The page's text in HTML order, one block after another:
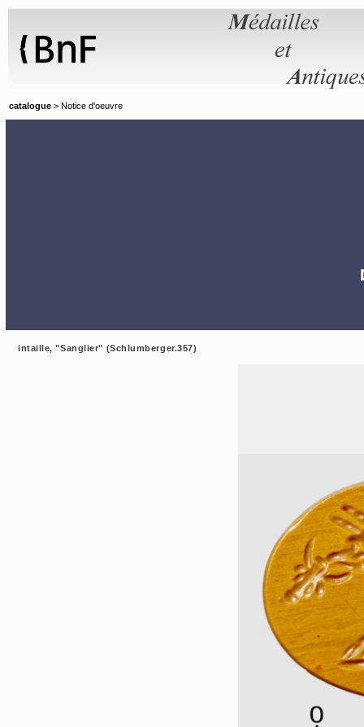
catalogue > Notice d'oeuvre
intaille, "Sanglier" (Schlumberger.357)